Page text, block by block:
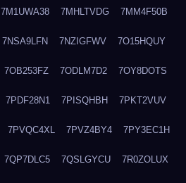
7M1UWA38 7MHLTVDG 7MM4F50B
7NSA9LFN 7NZIGFWV 7O15HQUY
7OB253FZ 7ODLM7D2 7OY8DOTS
7PDF28N1 7PISQHBH 7PKT2VUV
7PVQC4XL 7PVZ4BY4 7PY3EC1H
7QP7DLC5 7QSLGYCU 7R0ZOLUX